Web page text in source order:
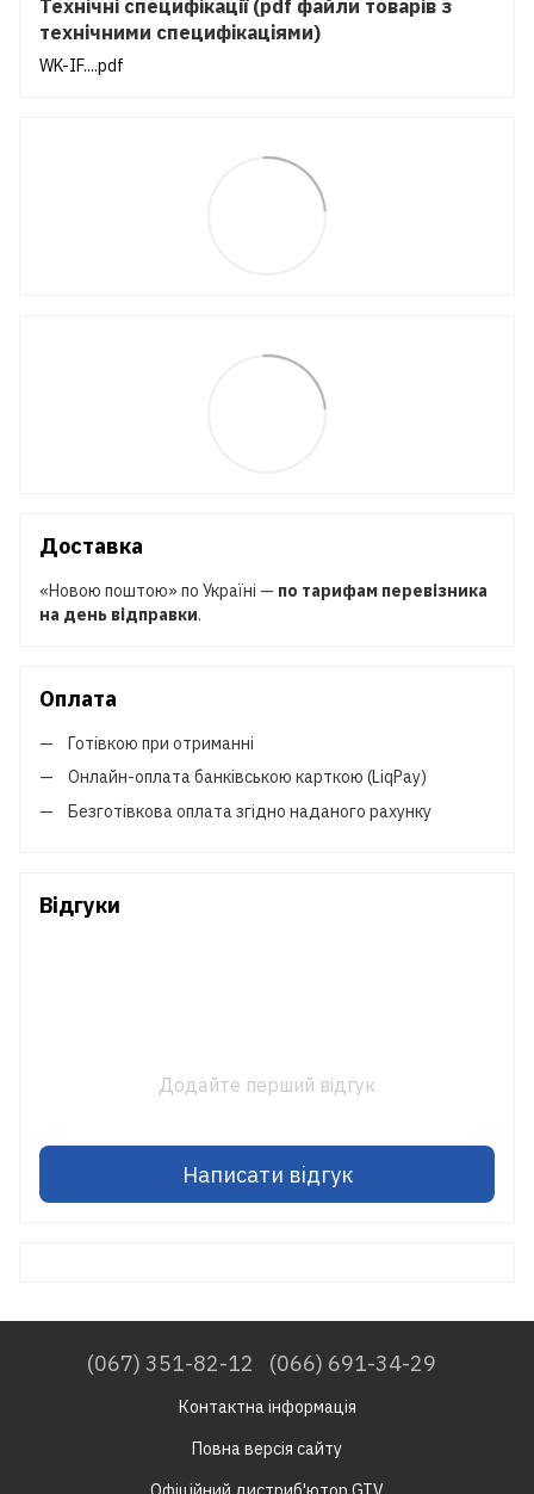
Технічні специфікації (pdf файли товарів з
технічними специфікаціями)
WK-IF....pdf
Доставка
«Новою поштою» по Україні — по тарифам перевізника
на день відправки.
Оплата
Готівкою при отриманні
Онлайн-оплата банківською карткою (LiqPay)
Безготівкова оплата згідно наданого рахунку
Відгуки
Додайте перший відгук
Написати відгук
(067) 351-82-12 (066) 691-34-29
Контактна інформація
Повна версія сайту